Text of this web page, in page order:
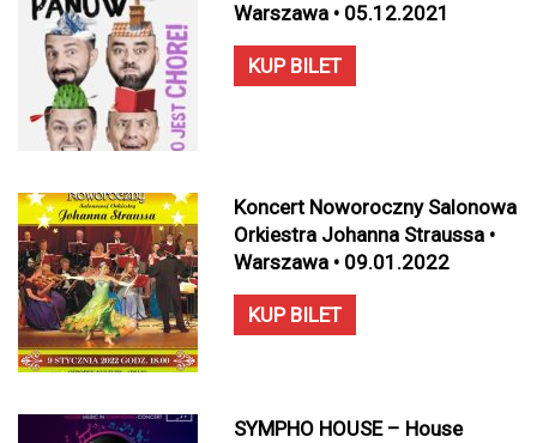
Warszawa • 05.12.2021
KUP BILET
Koncert Noworoczny Salonowa
Orkiestra Johanna Straussa •
Warszawa • 09.01.2022
KUP BILET
SYMPHO HOUSE – House